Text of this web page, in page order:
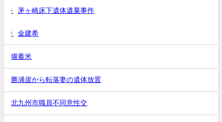
茅ヶ崎床下遺体遺棄事件
金建希
備蓄米
勝浦崖から転落妻の遺体放置
北九州市職員不同意性交